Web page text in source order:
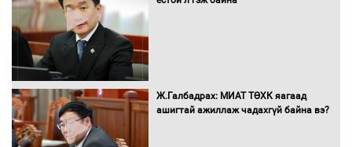
С.Бямбацогт Зүүн Азийн
Ж.Галбадрах: МИАТ ТӨХК яагаад
ашигтай ажиллаж чадахгүй байна вэ?